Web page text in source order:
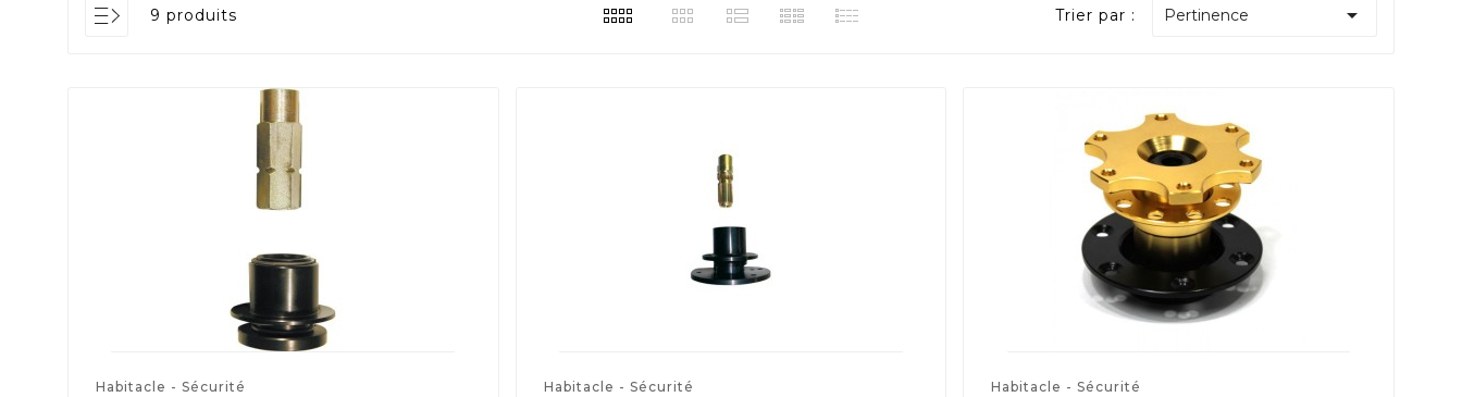
9 produits Trier par : Pertinence 
Habitacle - Sécurité Habitacle - Sécurité Habitacle - Sécurité